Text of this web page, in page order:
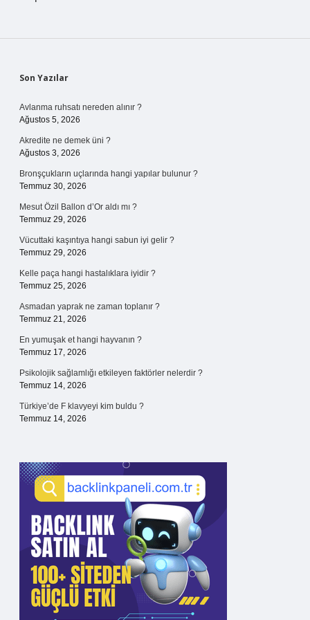
Sidebar
Son Yazılar
Avlanma ruhsatı nereden alınır ?
Ağustos 5, 2026
Akredite ne demek üni ?
Ağustos 3, 2026
Bronşçukların uçlarında hangi yapılar bulunur ?
Temmuz 30, 2026
Mesut Özil Ballon d’Or aldı mı ?
Temmuz 29, 2026
Vücuttaki kaşıntıya hangi sabun iyi gelir ?
Temmuz 29, 2026
Kelle paça hangi hastalıklara iyidir ?
Temmuz 25, 2026
Asmadan yaprak ne zaman toplanır ?
Temmuz 21, 2026
En yumuşak et hangi hayvanın ?
Temmuz 17, 2026
Psikolojik sağlamlığı etkileyen faktörler nelerdir ?
Temmuz 14, 2026
Türkiye’de F klavyeyi kim buldu ?
Temmuz 14, 2026